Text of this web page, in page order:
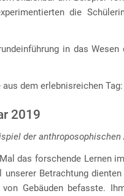
die
in das
dem erlebnisreichen Tag:
2019
der anthroposophischen
das forschende Lernen
Betrachtung
Gebäuden befasste.